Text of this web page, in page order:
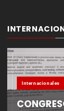
Internacionales